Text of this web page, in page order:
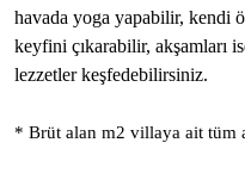
havada yoga yapabilir, kendi
keyfini çıkarabilir, akşamları
lezzetler keşfedebilirsiniz.
* Brüt alan m2 villaya ait tüm